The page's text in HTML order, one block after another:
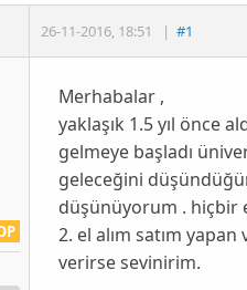
26-11-2016, 18:51 | #1
Merhabalar ,
yaklaşık 1.5 yıl önce
gelmeye başladı
geleceğini
düşünüyorum . hiçbir
2. el alım satım
verirse sevinirim.